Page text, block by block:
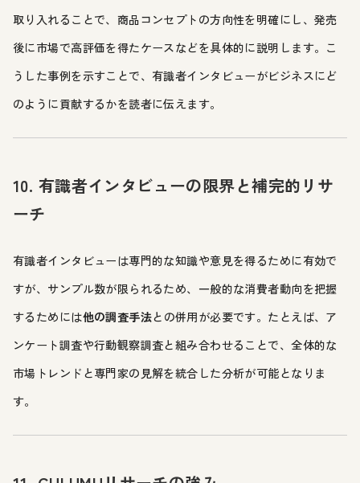
取り入れることで、商品コンセプトの方向性を明確にし、発売
後に市場で高評価を得たケースなどを具体的に説明します。こ
うした事例を示すことで、有識者インタビューがビジネスにど
のように貢献するかを読者に伝えます。
10. 有識者インタビューの限界と補完的リサ
ーチ
有識者インタビューは専門的な知識や意見を得るために有効で
すが、サンプル数が限られるため、一般的な消費者動向を把握
するためには他の調査手法との併用が必要です。たとえば、ア
ンケート調査や行動観察調査と組み合わせることで、全体的な
市場トレンドと専門家の見解を統合した分析が可能となりま
す。